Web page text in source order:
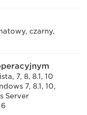
czarny,
7, 8, 8.1, 10
7, 8.1, 10,
Server